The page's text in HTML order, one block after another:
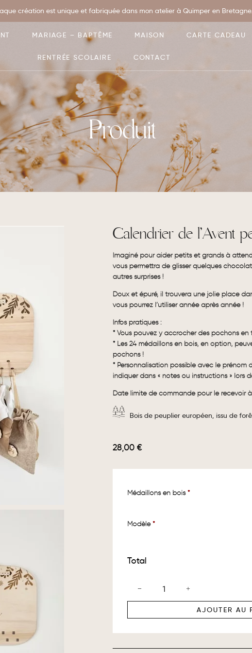
création est unique et fabriquée dans mon atelier à Quimper en
MARIAGE – BAPTÊME MAISON CARTE CADEAU
RENTRÉE SCOLAIRE CONTACT
Produit
Calendrier de l’Avent
Imaginé pour aider petits et grands à
vous permettra de glisser quelques
autres surprises !
Doux et épuré, il trouvera une jolie place
vous pourrez l’utiliser année après année !
Infos pratiques :
* Vous pouvez y accrocher des pochons en
* Les 24 médaillons en bois, en option,
pochons !
* Personnalisation possible avec le
indiquer dans « notes ou instructions » lors
Date limite de commande pour le recevoir
Bois de peuplier européen, issu de
28,00 €
Médaillons en bois *
Modèle *
Total
AJOUTER AU